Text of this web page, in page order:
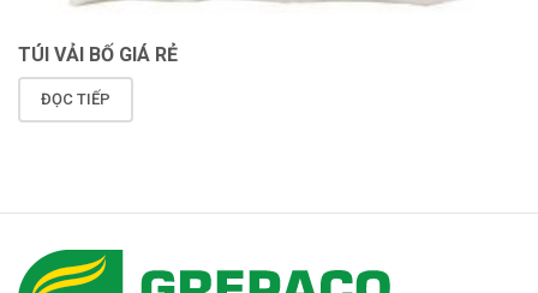
TÚI VẢI BỐ GIÁ RẺ
ĐỌC TIẾP